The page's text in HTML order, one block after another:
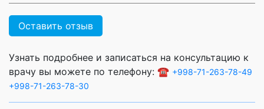
Оставить отзыв
Узнать подробнее и записаться на консультацию к
врачу вы можете по телефону: ☎️ +998-71-263-78-49
+998-71-263-78-30